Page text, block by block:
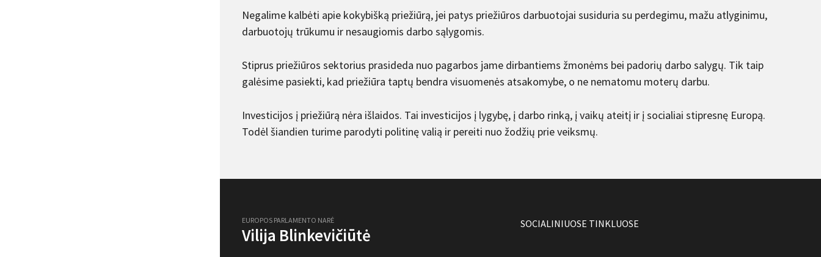
Negalime kalbėti apie kokybišką priežiūrą, jei patys priežiūros darbuotojai susiduria su perdegimu, mažu atlyginimu,
darbuotojų trūkumu ir nesaugiomis darbo sąlygomis.
Stiprus priežiūros sektorius prasideda nuo pagarbos jame dirbantiems žmonėms bei padorių darbo salygų. Tik taip
galėsime pasiekti, kad priežiūra taptų bendra visuomenės atsakomybe, o ne nematomu moterų darbu.
Investicijos į priežiūrą nėra išlaidos. Tai investicijos į lygybę, į darbo rinką, į vaikų ateitį ir į socialiai stipresnę Europą.
Todėl šiandien turime parodyti politinę valią ir pereiti nuo žodžių prie veiksmų.
EUROPOS PARLAMENTO NARĖ
Vilija Blinkevičiūtė
SOCIALINIUOSE TINKLUOSE